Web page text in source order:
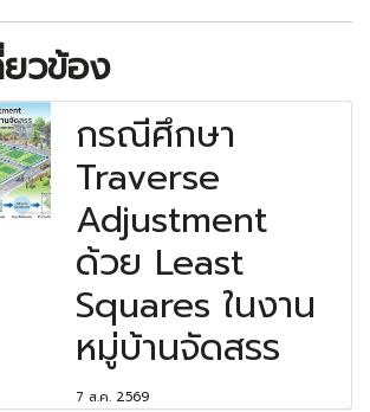
ยวข้อง
กรณีศึกษา
Traverse
Adjustment
ด้วย Least
Squares ในงาน
หมู่บ้านจัดสรร
7 ส.ค. 2569